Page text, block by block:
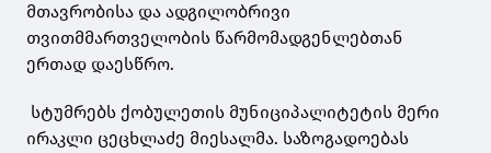
მთავრობისა და ადგილობრივი
თვითმმართველობის წარმომადგენლებთან
ერთად დაესწრო.
სტუმრებს ქობულეთის მუნიციპალიტეტის მერი
ირაკლი ცეცხლაძე მიესალმა. საზოგადოებას